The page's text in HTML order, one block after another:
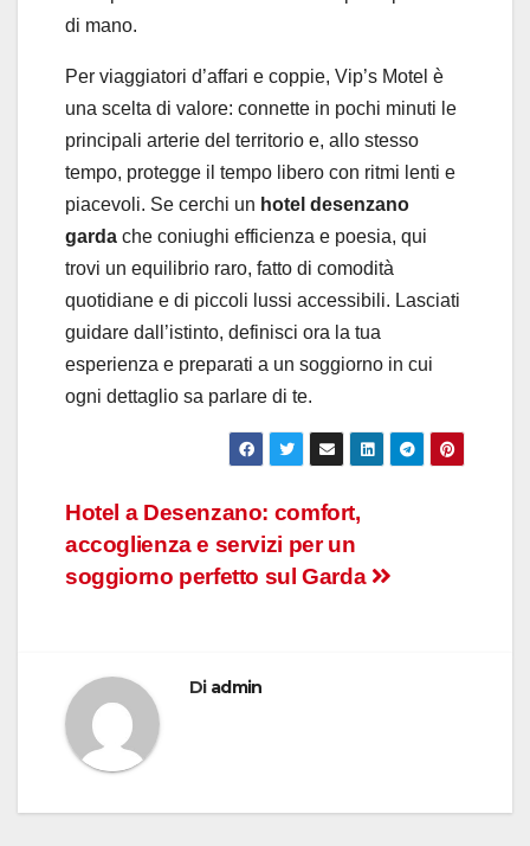
di mano.
Per viaggiatori d’affari e coppie, Vip’s Motel è
una scelta di valore: connette in pochi minuti le
principali arterie del territorio e, allo stesso
tempo, protegge il tempo libero con ritmi lenti e
piacevoli. Se cerchi un hotel desenzano
garda che coniughi efficienza e poesia, qui
trovi un equilibrio raro, fatto di comodità
quotidiane e di piccoli lussi accessibili. Lasciati
guidare dall’istinto, definisci ora la tua
esperienza e preparati a un soggiorno in cui
ogni dettaglio sa parlare di te.
Navigazione
articoli
Hotel a Desenzano: comfort,
accoglienza e servizi per un
soggiorno perfetto sul Garda
Di admin